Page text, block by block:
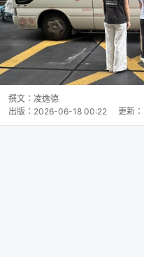
撰文： 凌逸德
出版： 2026-06-18 00:22 更新：